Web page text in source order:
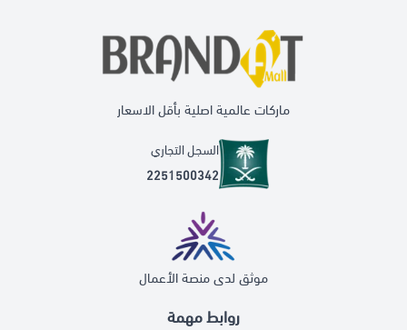
روابط مهمة
ماركات عالمية اصلية بأقل الاسعار
السجل التجاري
2251500342
موثق لدى منصة الأعمال